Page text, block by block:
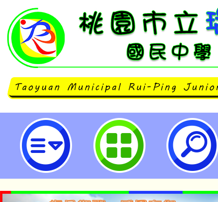
主旨：有關桃園市女童軍會辦理「
－女童軍第二階段進程考驗(藍鵲
驗營及領導才能營)實施計畫」，
報名參加，請查照。-桃園市立瑞坪